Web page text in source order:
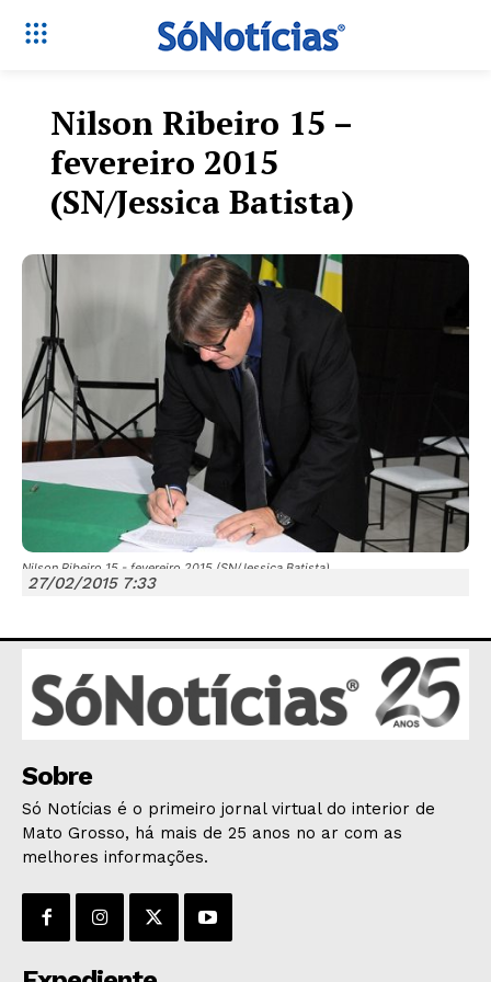
Só Notícias
POLÍTICA
POLÍCIA
ESPORTES
ECONOMIA
OPINIÃO
Nilson Ribeiro 15 –
fevereiro 2015
(SN/Jessica Batista)
Nilson Ribeiro 15 - fevereiro 2015 (SN/Jessica Batista)
27/02/2015 7:33
Sobre
Só Notícias é o primeiro jornal virtual do interior de
Mato Grosso, há mais de 25 anos no ar com as
melhores informações.